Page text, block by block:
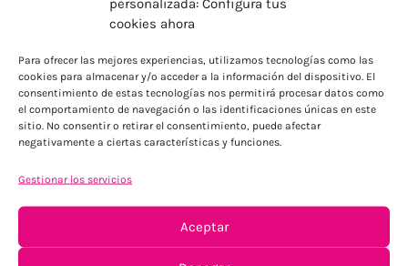
cookies ahora
Para ofrecer las mejores experiencias, utilizamos tecnologías como las
cookies para almacenar y/o acceder a la información del dispositivo. El
consentimiento de estas tecnologías nos permitirá procesar datos como
el comportamiento de navegación o las identificaciones únicas en este
sitio. No consentir o retirar el consentimiento, puede afectar
negativamente a ciertas características y funciones.
Gestionar los servicios
Aceptar
ENVÍOS ECONÓMICOS
Para Península, resto consultar
TU SATISFACCIÓN = LA NUESTRA